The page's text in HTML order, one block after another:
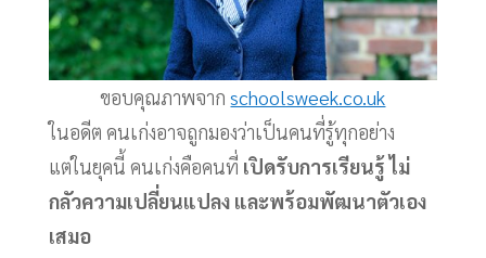
ขอบคุณภาพจากschoolsweek.co.uk
ในอดีต คนเก่งอาจถูกมองว่าเป็นคนที่รู้ทุกอย่าง
แต่ในยุคนี้ คนเก่งคือคนที่ เปิดรับการเรียนรู้ ไม่
กลัวความเปลี่ยนแปลง และพร้อมพัฒนาตัวเอง
เสมอ